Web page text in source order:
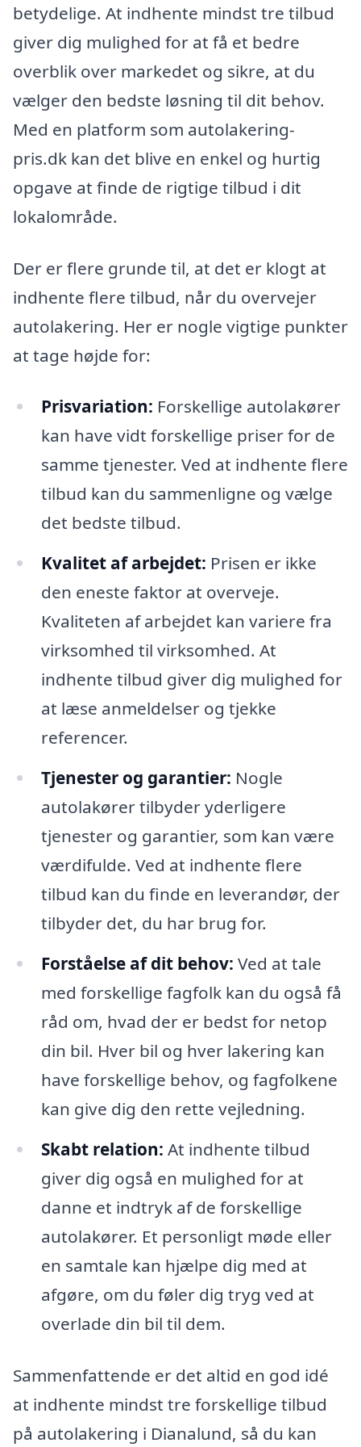
betydelige. At indhente mindst tre tilbud
giver dig mulighed for at få et bedre
overblik over markedet og sikre, at du
vælger den bedste løsning til dit behov.
Med en platform som autolakering-
pris.dk kan det blive en enkel og hurtig
opgave at finde de rigtige tilbud i dit
lokalområde.
Der er flere grunde til, at det er klogt at
indhente flere tilbud, når du overvejer
autolakering. Her er nogle vigtige punkter
at tage højde for:
Prisvariation: Forskellige autolakører
kan have vidt forskellige priser for de
samme tjenester. Ved at indhente flere
tilbud kan du sammenligne og vælge
det bedste tilbud.
Kvalitet af arbejdet: Prisen er ikke
den eneste faktor at overveje.
Kvaliteten af arbejdet kan variere fra
virksomhed til virksomhed. At
indhente tilbud giver dig mulighed for
at læse anmeldelser og tjekke
referencer.
Tjenester og garantier: Nogle
autolakører tilbyder yderligere
tjenester og garantier, som kan være
værdifulde. Ved at indhente flere
tilbud kan du finde en leverandør, der
tilbyder det, du har brug for.
Forståelse af dit behov: Ved at tale
med forskellige fagfolk kan du også få
råd om, hvad der er bedst for netop
din bil. Hver bil og hver lakering kan
have forskellige behov, og fagfolkene
kan give dig den rette vejledning.
Skabt relation: At indhente tilbud
giver dig også en mulighed for at
danne et indtryk af de forskellige
autolakører. Et personligt møde eller
en samtale kan hjælpe dig med at
afgøre, om du føler dig tryg ved at
overlade din bil til dem.
Sammenfattende er det altid en god idé
at indhente mindst tre forskellige tilbud
på autolakering i Dianalund, så du kan